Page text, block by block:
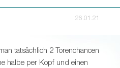
26.01.21
tatsächlich 2 Torenchancen
halbe per Kopf und einen